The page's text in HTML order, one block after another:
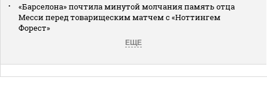
«Барселона» почтила минутой молчания память отца
Месси перед товарищеским матчем с «Ноттингем
Форест»
ЕЩЕ